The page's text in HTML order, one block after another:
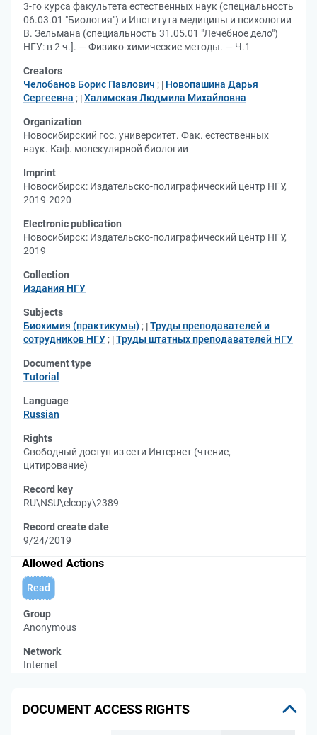
3-го курса факультета естественных наук (специальность
06.03.01 "Биология") и Института медицины и психологии
В. Зельмана (специальность 31.05.01 "Лечебное дело")
НГУ: в 2 ч.]. — Физико-химические методы. — Ч.1
Creators
Челобанов Борис Павлович ;
Новопашина Дарья
Сергеевна ; Халимская Людмила Михайловна
Organization
Новосибирский гос. университет. Фак. естественных
наук. Каф. молекулярной биологии
Imprint
Новосибирск: Издательско-полиграфический центр НГУ,
2019-2020
Electronic publication
Новосибирск: Издательско-полиграфический центр НГУ,
2019
Collection
Издания НГУ
Subjects
Биохимия (практикумы) ; Труды преподавателей и
сотрудников НГУ ; Труды штатных преподавателей НГУ
Document type
Tutorial
Language
Russian
Rights
Свободный доступ из сети Интернет (чтение,
цитирование)
Record key
RU\NSU\elcopy\2389
Record create date
9/24/2019
Allowed Actions
Read
Group
Anonymous
Network
Internet
DOCUMENT ACCESS RIGHTS